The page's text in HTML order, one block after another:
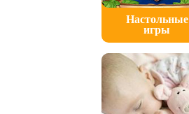
Настольные
игры